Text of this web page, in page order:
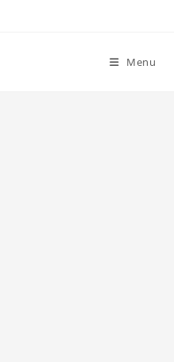
Menu